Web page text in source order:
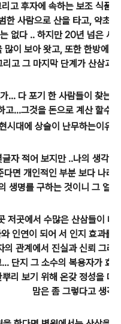
고 후자에 속하는 보조 식품
한 사람으로 산을 타고, 약초
없다 .. 하지만 20년 넘은 세
많이 보아 왓고, 또한 한방에
리고 그 마지막 단계가 산삼과
... 다 포기 한 사람들이 찾는
고...그것을 돈으로 계산 할수
시대에 상술이 난무하는이유
자 적어 보지만 ..나의 생각
면 개인적인 부분 보다 나라
생명를 구하는 것이니 그 얼
저곳에서 수많은 산삼들이
인연이 되어 서 인지 효과
관계에서 진실과 신뢰 그리
단지 그 소수의 복용자가 효
리 보기 위해 온갖 정성을
맘은 좀 그렇다고 생각